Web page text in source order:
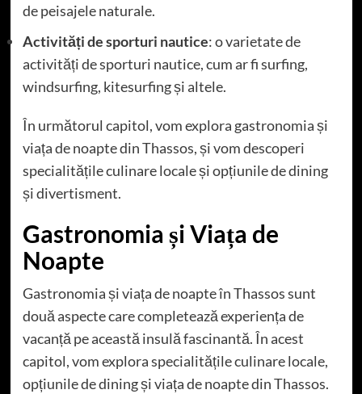
de peisajele naturale.
Activități de sporturi nautice: o varietate de
activități de sporturi nautice, cum ar fi surfing,
windsurfing, kitesurfing și altele.
În următorul capitol, vom explora gastronomia și
viața de noapte din Thassos, și vom descoperi
specialitățile culinare locale și opțiunile de dining
și divertisment.
Gastronomia și Viața de
Noapte
Gastronomia și viața de noapte în Thassos sunt
două aspecte care completează experiența de
vacanță pe această insulă fascinantă. În acest
capitol, vom explora specialitățile culinare locale,
opțiunile de dining și viața de noapte din Thassos.